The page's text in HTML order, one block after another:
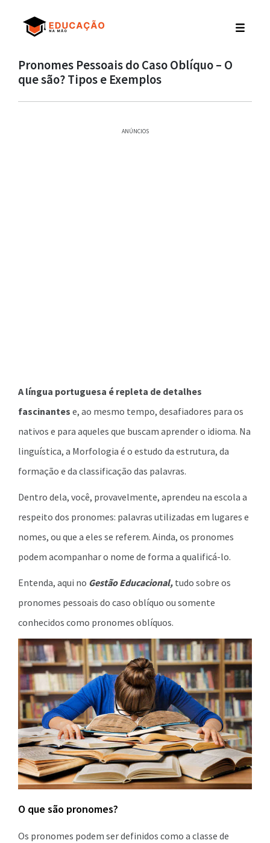
Pronomes Pessoais do Caso Oblíquo – O
que são? Tipos e Exemplos
ANÚNCIOS
A língua portuguesa é repleta de detalhes
fascinantes e, ao mesmo tempo, desafiadores para os
nativos e para aqueles que buscam aprender o idioma. Na
linguística, a Morfologia é o estudo da estrutura, da
formação e da classificação das palavras.
Dentro dela, você, provavelmente, aprendeu na escola a
respeito dos pronomes: palavras utilizadas em lugares e
nomes, ou que a eles se referem. Ainda, os pronomes
podem acompanhar o nome de forma a qualificá-lo.
Entenda, aqui no Gestão Educacional, tudo sobre os
pronomes pessoais do caso oblíquo ou somente
conhecidos como pronomes oblíquos.
O que são pronomes?
Os pronomes podem ser definidos como a classe de